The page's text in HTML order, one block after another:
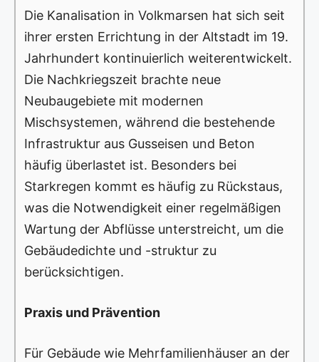
Die Kanalisation in Volkmarsen hat sich seit
ihrer ersten Errichtung in der Altstadt im 19.
Jahrhundert kontinuierlich weiterentwickelt.
Die Nachkriegszeit brachte neue
Neubaugebiete mit modernen
Mischsystemen, während die bestehende
Infrastruktur aus Gusseisen und Beton
häufig überlastet ist. Besonders bei
Starkregen kommt es häufig zu Rückstaus,
was die Notwendigkeit einer regelmäßigen
Wartung der Abflüsse unterstreicht, um die
Gebäudedichte und -struktur zu
berücksichtigen.
Praxis und Prävention
Für Gebäude wie Mehrfamilienhäuser an der